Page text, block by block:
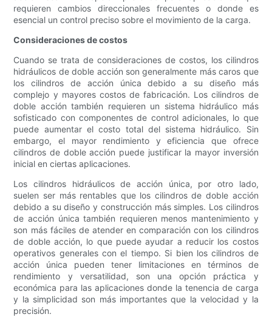
requieren cambios direccionales frecuentes o donde es
esencial un control preciso sobre el movimiento de la carga.
Consideraciones de costos
Cuando se trata de consideraciones de costos, los cilindros
hidráulicos de doble acción son generalmente más caros que
los cilindros de acción única debido a su diseño más
complejo y mayores costos de fabricación. Los cilindros de
doble acción también requieren un sistema hidráulico más
sofisticado con componentes de control adicionales, lo que
puede aumentar el costo total del sistema hidráulico. Sin
embargo, el mayor rendimiento y eficiencia que ofrece
cilindros de doble acción puede justificar la mayor inversión
inicial en ciertas aplicaciones.
Los cilindros hidráulicos de acción única, por otro lado,
suelen ser más rentables que los cilindros de doble acción
debido a su diseño y construcción más simples. Los cilindros
de acción única también requieren menos mantenimiento y
son más fáciles de atender en comparación con los cilindros
de doble acción, lo que puede ayudar a reducir los costos
operativos generales con el tiempo. Si bien los cilindros de
acción única pueden tener limitaciones en términos de
rendimiento y versatilidad, son una opción práctica y
económica para las aplicaciones donde la tenencia de carga
y la simplicidad son más importantes que la velocidad y la
precisión.